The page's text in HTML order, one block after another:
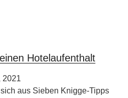
Hotelaufenthalt
2021
aus Sieben Knigge-Tipps